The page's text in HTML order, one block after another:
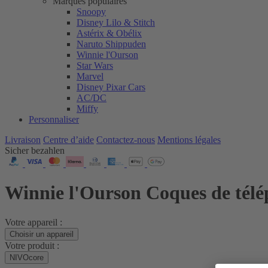
Snoopy
Disney Lilo & Stitch
Astérix & Obélix
Naruto Shippuden
Winnie l'Ourson
Star Wars
Marvel
Disney Pixar Cars
AC/DC
Miffy
Personnaliser
Livraison Centre d’aide Contactez‑nous Mentions légales
Sicher bezahlen
Winnie l'Ourson Coques de
Votre appareil :
Choisir un appareil
Votre produit :
NIVOcore